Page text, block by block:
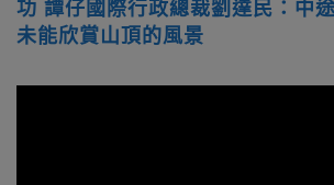
功 譚仔國際行政總裁劉達民：中
未能欣賞山頂的風景